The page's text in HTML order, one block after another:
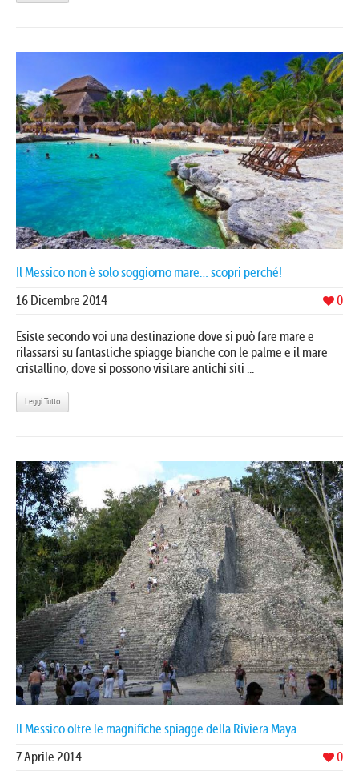
Il Messico non è solo soggiorno mare… scopri perché!
0
16 Dicembre 2014
Esiste secondo voi una destinazione dove si può fare mare e
rilassarsi su fantastiche spiagge bianche con le palme e il mare
cristallino, dove si possono visitare antichi siti ...
Leggi Tutto
Il Messico oltre le magnifiche spiagge della Riviera Maya
0
7 Aprile 2014